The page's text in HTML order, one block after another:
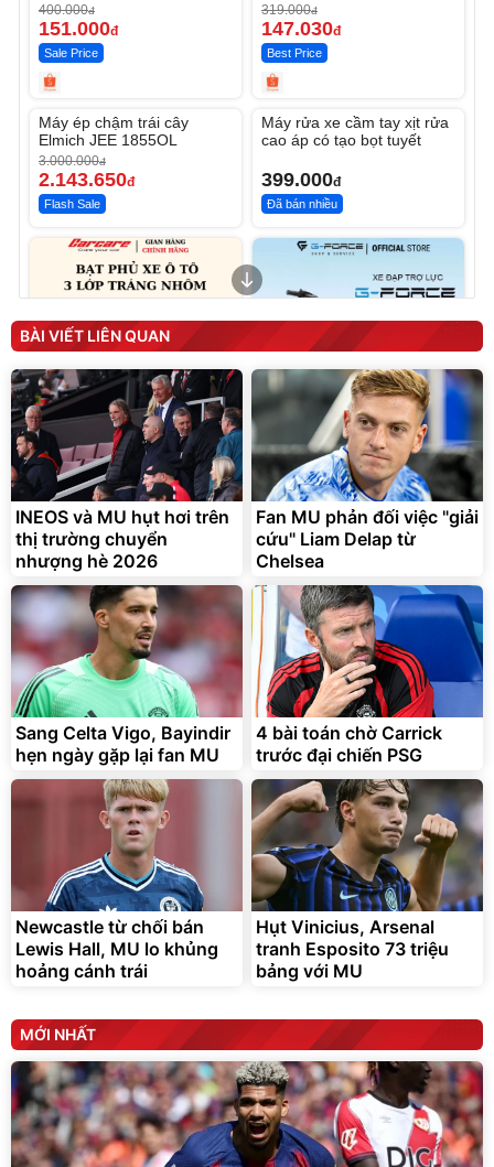
400.000đ
151.000đ
Sale Price
319.000đ
147.030đ
Best Price
-28%
Máy ép chậm trái cây
Elmich JEE 1855OL
3.000.000đ
2.143.650đ
Flash Sale
Máy rửa xe cầm tay xịt rửa
cao áp có tạo bọt tuyết
399.000đ
Đã bán nhiều
Bạt phủ xe ô tô cao cấp,
tráng nhôm 03 lớp
392.000đ
325.000đ
Đã bán nhiều
Xe đạp điện trợ lực G-
Force C14 gấp gọn bỏ cốp
tiện lợi
9.900.000đ
7.092.000đ
Đang xem nhiều
G-FORCE VIETNA
BÀI VIẾT LIÊN QUAN
INEOS và MU hụt hơi trên
thị trường chuyển
nhượng hè 2026
Fan MU phản đối việc "giải
cứu" Liam Delap từ
Chelsea
Sang Celta Vigo, Bayindir
hẹn ngày gặp lại fan MU
4 bài toán chờ Carrick
trước đại chiến PSG
Newcastle từ chối bán
Lewis Hall, MU lo khủng
hoảng cánh trái
Hụt Vinicius, Arsenal
tranh Esposito 73 triệu
bảng với MU
MỚI NHẤT